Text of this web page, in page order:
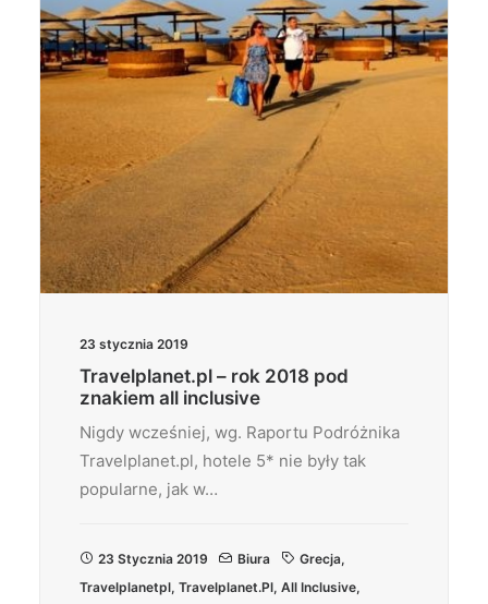
23 stycznia 2019
Travelplanet.pl – rok 2018 pod
znakiem all inclusive
Nigdy wcześniej, wg. Raportu Podróżnika
Travelplanet.pl, hotele 5* nie były tak
popularne, jak w…
23 Stycznia 2019 Biura Grecja,
Travelplanetpl, Travelplanet.pl, All Inclusive,